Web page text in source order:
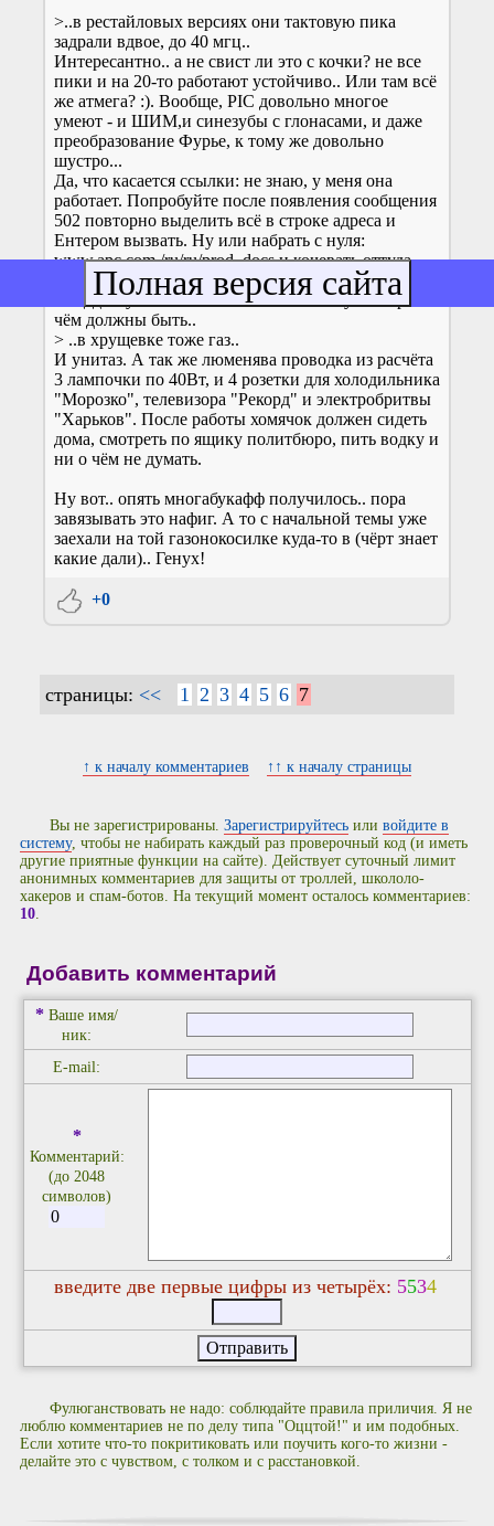
>..в рестайловых версиях они тактовую пика
задрали вдвое, до 40 мгц..
Интересантно.. а не свист ли это с кочки? не все
пики и на 20-то работают устойчиво.. Или там всё
же атмега? :). Вообще, PIС довольно многое
умеют - и ШИМ,и синезубы с глонасами, и даже
преобразование Фурье, к тому же довольно
шустро...
Да, что касается ссылки: не знаю, у меня она
работает. Попробуйте после появления сообщения
502 повторно выделить всё в строке адреса и
Ентером вызвать. Ну или набрать с нуля:
www.apc.com /ru/ru/prod_docs и кочевать оттуда.
Это страница справочных материалов, вроде
общедоступных. "волшебные" слова тут не при
чём должны быть..
> ..в хрущевке тоже газ..
И унитаз. А так же люменява проводка из расчёта
3 лампочки по 40Вт, и 4 розетки для холодильника
"Морозко", телевизора "Рекорд" и электробритвы
"Харьков". После работы хомячок должен сидеть
дома, смотреть по ящику политбюро, пить водку и
ни о чём не думать.
Ну вот.. опять многабукафф получилось.. пора
завязывать это нафиг. А то с начальной темы уже
заехали на той газонокосилке куда-то в (чёрт знает
какие дали).. Генух!
+0
страницы: << 1 2 3 4 5 6 7
↑ к началу комментариев ↑↑ к началу страницы
Вы не зарегистрированы.Зарегистрируйтесь иливойдите в
систему, чтобы не набирать каждый раз проверочный код (и иметь
другие приятные функции на сайте). Действует суточный лимит
анонимных комментариев для защиты от троллей, школоло-
хакеров и спам-ботов. На текущий момент осталось комментариев:
10.
Добавить комментарий
* Ваше имя/
ник:
E-mail:
*
Комментарий:
(до 2048
символов)
введите две первые цифры из четырёх: 5534
Фулюганствовать не надо: соблюдайте правила приличия. Я не
люблю комментариев не по делу типа "Оццтой!" и им подобных.
Если хотите что-то покритиковать или поучить кого-то жизни -
делайте это с чувством, с толком и с расстановкой.